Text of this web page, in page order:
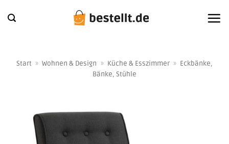
Inhalt
Start » Wohnen & Design » Küche & Esszimmer » Eckbänke,
Bänke, Stühle